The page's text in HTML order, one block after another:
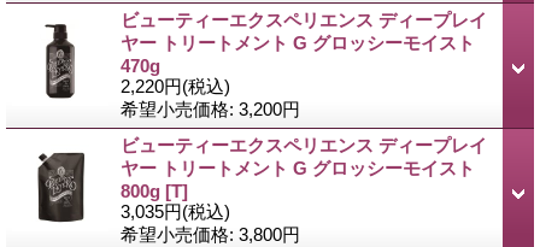
ビューティーエクスペリエンス ディープレイ
ヤー トリートメント G グロッシーモイスト
470g
2,220円(税込)
希望小売価格: 3,200円
ビューティーエクスペリエンス ディープレイ
ヤー トリートメント G グロッシーモイスト
800g [T]
3,035円(税込)
希望小売価格: 3,800円